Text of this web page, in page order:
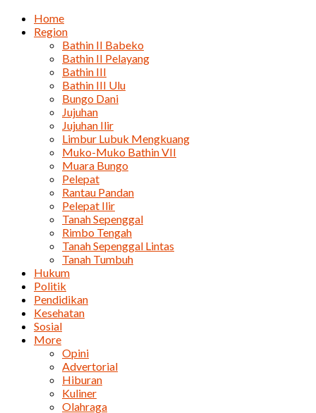
Home
Region
Bathin II Babeko
Bathin II Pelayang
Bathin III
Bathin III Ulu
Bungo Dani
Jujuhan
Jujuhan Ilir
Limbur Lubuk Mengkuang
Muko-Muko Bathin VII
Muara Bungo
Pelepat
Rantau Pandan
Pelepat Ilir
Tanah Sepenggal
Rimbo Tengah
Tanah Sepenggal Lintas
Tanah Tumbuh
Hukum
Politik
Pendidikan
Kesehatan
Sosial
More
Opini
Advertorial
Hiburan
Kuliner
Olahraga